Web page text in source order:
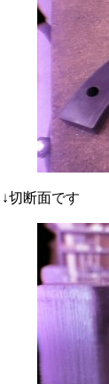
↓切断面です